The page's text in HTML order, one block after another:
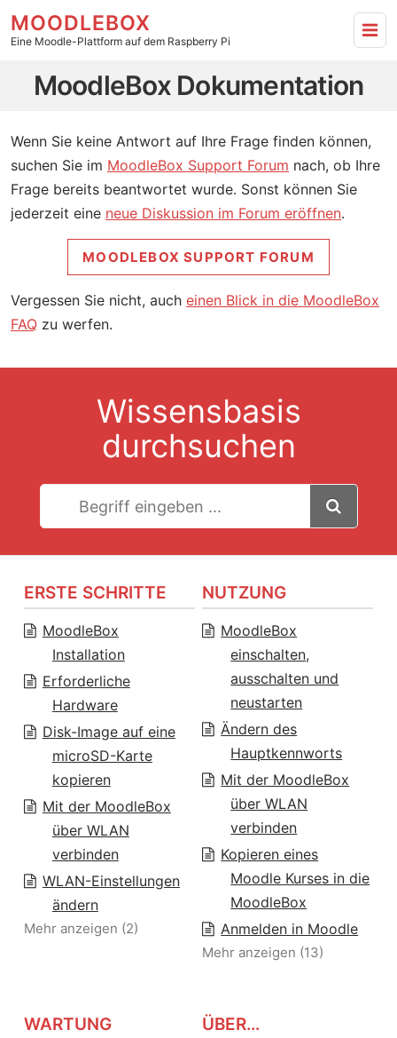
MOODLEBOX
Eine Moodle-Plattform auf dem Raspberry Pi
MoodleBox Dokumentation
Wenn Sie keine Antwort auf Ihre Frage finden können,
suchen Sie im MoodleBox Support Forum nach, ob Ihre
Frage bereits beantwortet wurde. Sonst können Sie
jederzeit eine neue Diskussion im Forum eröffnen.
MOODLEBOX SUPPORT FORUM
Vergessen Sie nicht, auch einen Blick in die MoodleBox
FAQ zu werfen.
Wissensbasis
durchsuchen
ERSTE SCHRITTE
MoodleBox
Installation
Erforderliche
Hardware
Disk-Image auf eine
microSD-Karte
kopieren
Mit der MoodleBox
über WLAN
verbinden
WLAN-Einstellungen
ändern
Mehr anzeigen (2)
NUTZUNG
MoodleBox
einschalten,
ausschalten und
neustarten
Ändern des
Hauptkennworts
Mit der MoodleBox
über WLAN
verbinden
Kopieren eines
Moodle Kurses in die
MoodleBox
Anmelden in Moodle
Mehr anzeigen (13)
WARTUNG ÜBER…